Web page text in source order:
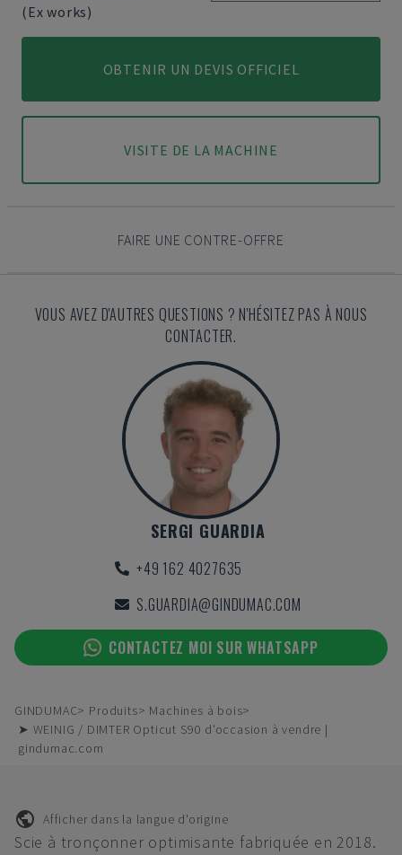
(Ex works)
OBTENIR UN DEVIS OFFICIEL
VISITE DE LA MACHINE
FAIRE UNE CONTRE-OFFRE
VOUS AVEZ D'AUTRES QUESTIONS ? N'HÉSITEZ PAS À NOUS
CONTACTER.
SERGI GUARDIA
+49 162 4027635
S.GUARDIA@GINDUMAC.COM
CONTACTEZ MOI SUR WHATSAPP
GINDUMAC Produits
Machines à bois
➤ WEINIG / DIMTER Opticut S90 d'occasion à vendre |
gindumac.com
Afficher dans la langue d'origine
Scie à tronçonner optimisante fabriquée en 2018.